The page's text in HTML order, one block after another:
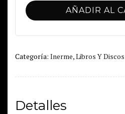
protesta
es
-
People
AÑADIR AL
Categoría: Inerme, Libros Y Discos
Detalles